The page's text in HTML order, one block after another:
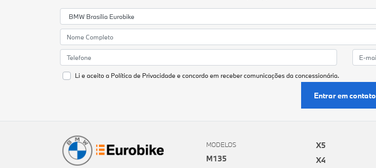
Li e aceito a Política de Privacidadee concordo em receber comunicações da concessionária.
Entrar em contato
MODELOS
M135
X5
X4